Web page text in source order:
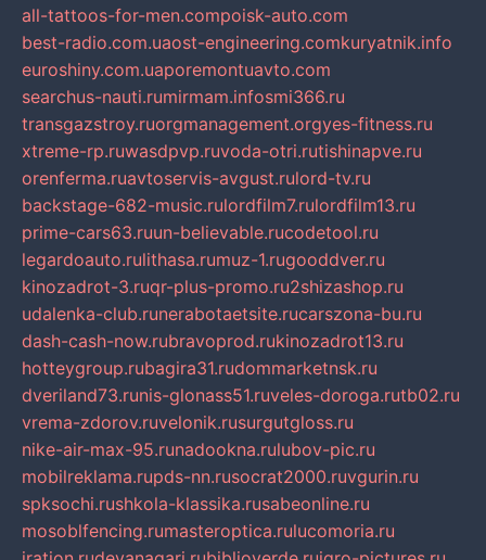
all-tattoos-for-men.compoisk-auto.com
best-radio.com.uaost-engineering.comkuryatnik.info
euroshiny.com.uaporemontuavto.com
searchus-nauti.rumirmam.infosmi366.ru
transgazstroy.ruorgmanagement.orgyes-fitness.ru
xtreme-rp.ruwasdpvp.ruvoda-otri.rutishinapve.ru
orenferma.ruavtoservis-avgust.rulord-tv.ru
backstage-682-music.rulordfilm7.rulordfilm13.ru
prime-cars63.ruun-believable.rucodetool.ru
legardoauto.rulithasa.rumuz-1.rugooddver.ru
kinozadrot-3.ruqr-plus-promo.ru2shizashop.ru
udalenka-club.runerabotaetsite.rucarszona-bu.ru
dash-cash-now.rubravoprod.rukinozadrot13.ru
hotteygroup.rubagira31.rudommarketnsk.ru
dveriland73.runis-glonass51.ruveles-doroga.rutb02.ru
vrema-zdorov.ruvelonik.rusurgutgloss.ru
nike-air-max-95.runadookna.rulubov-pic.ru
mobilreklama.rupds-nn.rusocrat2000.ruvgurin.ru
spksochi.rushkola-klassika.rusabeonline.ru
mosoblfencing.rumasteroptica.rulucomoria.ru